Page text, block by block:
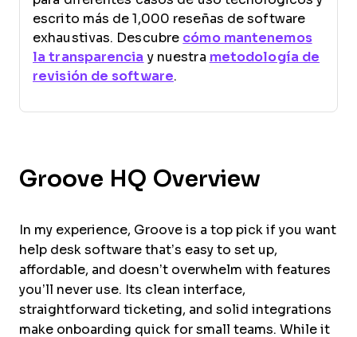
escrito más de 1,000 reseñas de software
exhaustivas. Descubre cómo mantenemos
la transparencia y nuestra metodología de
revisión de software.
Groove HQ Overview
In my experience, Groove is a top pick if you want
help desk software that’s easy to set up,
affordable, and doesn’t overwhelm with features
you’ll never use. Its clean interface,
straightforward ticketing, and solid integrations
make onboarding quick for small teams. While it